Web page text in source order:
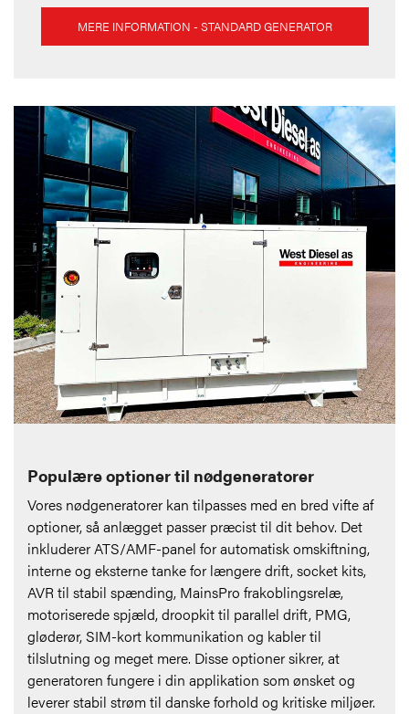
MERE INFORMATION - STANDARD GENERATOR
Populære optioner til nødgeneratorer
Vores nødgeneratorer kan tilpasses med en bred vifte af
optioner, så anlægget passer præcist til dit behov. Det
inkluderer ATS/AMF-panel for automatisk omskiftning,
interne og eksterne tanke for længere drift, socket kits,
AVR til stabil spænding, MainsPro frakoblingsrelæ,
motoriserede spjæld, droopkit til parallel drift, PMG,
gløderør, SIM-kort kommunikation og kabler til
tilslutning og meget mere. Disse optioner sikrer, at
generatoren fungere i din applikation som ønsket og
leverer stabil strøm til danske forhold og kritiske miljøer.